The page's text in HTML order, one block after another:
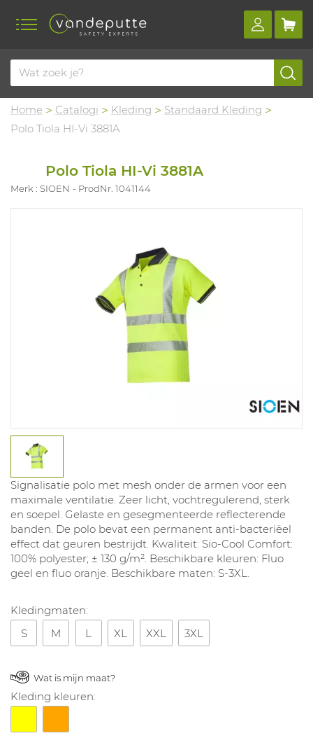
Home Catalogi Kleding
Standaard Kleding
Polo Tiola HI-Vi 3881A
Polo Tiola HI-Vi 3881A
Merk : SIOEN ProdNr. 1041144
Signalisatie polo met mesh onder de armen voor een
maximale ventilatie. Zeer licht, vochtregulerend, sterk
en soepel. Gelaste en gesegmenteerde reflecterende
banden. De polo bevat een permanent anti-bacteriëel
effect dat geuren bestrijdt. Kwaliteit: Sio-Cool Comfort:
100% polyester; ± 130 g/m². Beschikbare kleuren: Fluo
geel en fluo oranje. Beschikbare maten: S-3XL.
Kledingmaten:
S
M L XL XXL 3XL
Wat is mijn maat?
Kleding kleuren: